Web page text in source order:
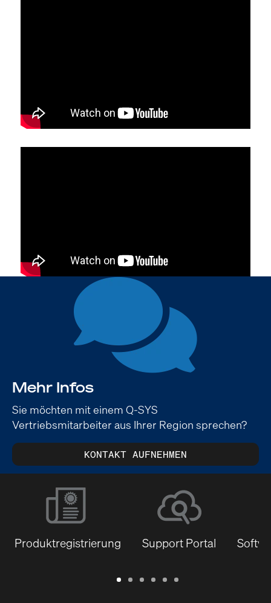
Mehr Infos
Sie möchten mit einem Q-SYS
Vertriebsmitarbeiter aus Ihrer Region sprechen?
KONTAKT AUFNEHMEN
Produktregistrierung Support Portal
Garantie
Support
Software
Schulungen
Dokumentenbibliothek
Q-